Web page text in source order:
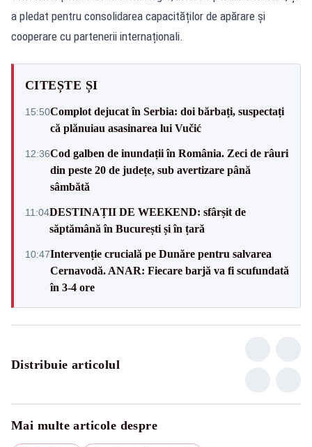
a pledat pentru consolidarea capacităților de apărare și
cooperare cu partenerii internaționali.
CITEȘTE ȘI
15:50Complot dejucat în Serbia: doi bărbați, suspectați
că plănuiau asasinarea lui Vučić
12:36Cod galben de inundații în România. Zeci de râuri
din peste 20 de județe, sub avertizare până
sâmbătă
11:04DESTINAȚII DE WEEKEND: sfârșit de
săptămână în București și în țară
10:47Intervenție crucială pe Dunăre pentru salvarea
Cernavodă. ANAR: Fiecare barjă va fi scufundată
în 3-4 ore
Distribuie articolul
Mai multe articole despre